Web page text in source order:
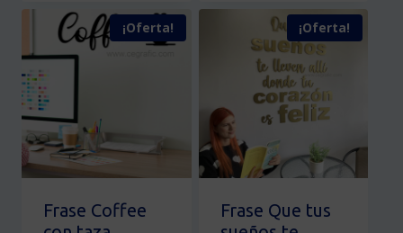
producto
tiene
múltiples
variantes.
Las
opciones
se
pueden
elegir
en
la
tiene
múltiples
variantes.
opciones
se
pueden
elegir
en
la
página
¡Oferta!
Frase Coffee
¡Oferta!
Frase Que tus